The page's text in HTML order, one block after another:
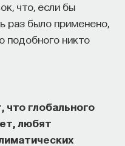
что, если бы
раз было применено,
подобного никто
глобального
любят
гуманитарных наук